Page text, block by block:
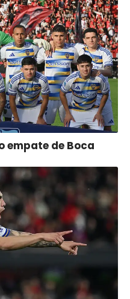
empate de Boca